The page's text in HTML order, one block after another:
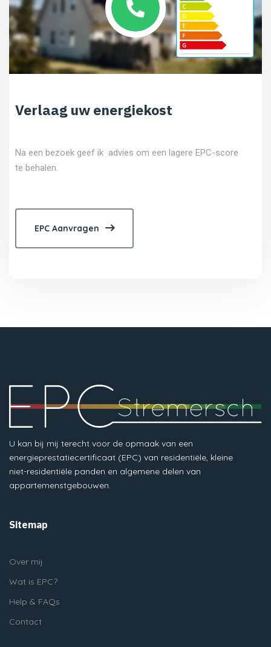
Verlaag uw energiekost
Na een bezoek geef ik advies om een lagere EPC-score
te behalen.
EPC Aanvragen
U kan bij mij terecht voor de opmaak van een
energieprestatiecertificaat (EPC) van residentiële, kleine
niet-residentiële panden en algemene delen van
appartemenstgebouwen.
Sitemap
Over mij
Wat is EPC?
Help & FAQs
Contact